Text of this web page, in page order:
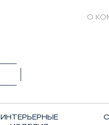
О
ИНТЕРЬЕРНЫЕ